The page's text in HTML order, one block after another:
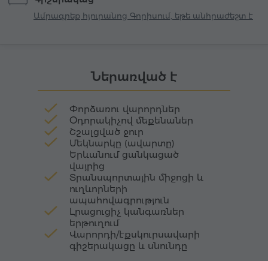
լցված այգիներով։ Նրա շուրջը բացվում է
ընդունող կենդանի բնության միջև։
Ամրագրեք հյուրանոց Գորիսում, եթե անհրաժեշտ է
Ներառված է
Փորձառու վարորդներ
Օդորակիչով մեքենաներ
Շշալցված ջուր
Մեկնարկը (ավարտը)
Երևանում ցանկացած
վայրից
Տրանսպորտային միջոցի և
ուղևորների
ապահովագրություն
Լրացուցիչ կանգառներ
երթուղում
Վարորդի/էքսկուրսավարի
գիշերակացը և սնունդը